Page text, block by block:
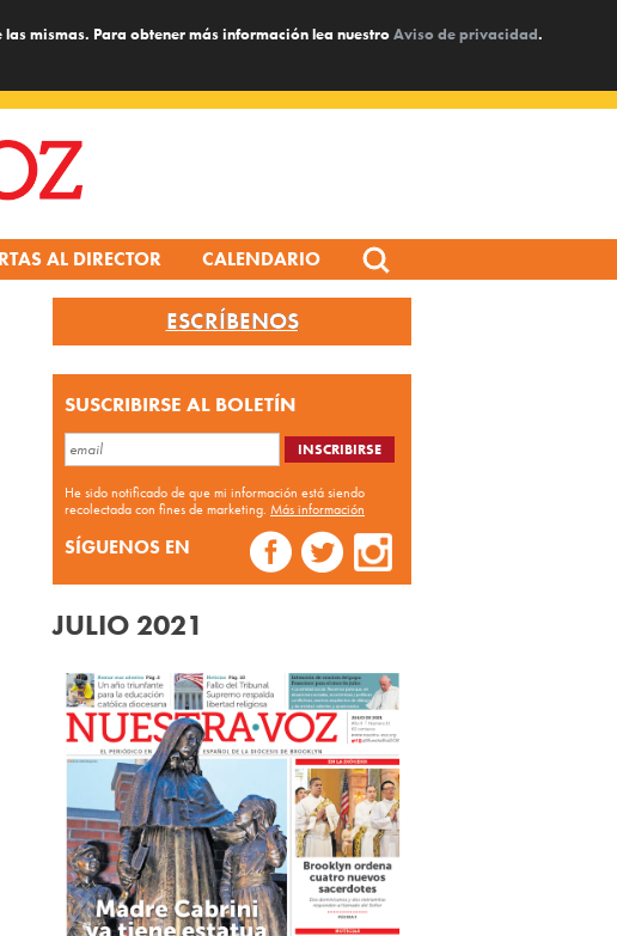
mismas. Para obtener más información lea nuestroAviso de privacidad.
AL DIRECTOR CALENDARIO
Search
for:
ESCRÍBENOS
SUSCRIBIRSE AL BOLETÍN
He sido notificado de que mi información está siendo
recolectada con fines de marketing. Más información
SÍGUENOS EN
JULIO 2021